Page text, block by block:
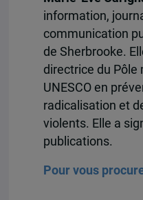
information,
communication
de Sherbrooke.
directrice du Pôle
UNESCO en
radicalisation et
violents. Elle a
publications.
Pour vous